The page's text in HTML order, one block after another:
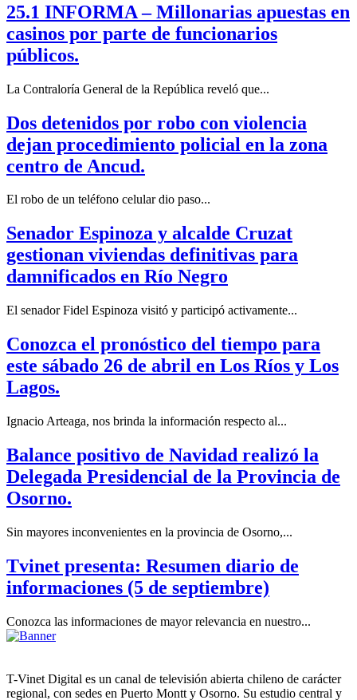
25.1 INFORMA – Millonarias apuestas en
casinos por parte de funcionarios
públicos.
La Contraloría General de la República reveló que...
Dos detenidos por robo con violencia
dejan procedimiento policial en la zona
centro de Ancud.
El robo de un teléfono celular dio paso...
Senador Espinoza y alcalde Cruzat
gestionan viviendas definitivas para
damnificados en Río Negro
El senador Fidel Espinoza visitó y participó activamente...
Conozca el pronóstico del tiempo para
este sábado 26 de abril en Los Ríos y Los
Lagos.
Ignacio Arteaga, nos brinda la información respecto al...
Balance positivo de Navidad realizó la
Delegada Presidencial de la Provincia de
Osorno.
Sin mayores inconvenientes en la provincia de Osorno,...
Tvinet presenta: Resumen diario de
informaciones (5 de septiembre)
Conozca las informaciones de mayor relevancia en nuestro...
T-Vinet Digital es un canal de televisión abierta chileno de carácter
regional, con sedes en Puerto Montt y Osorno. Su estudio central y